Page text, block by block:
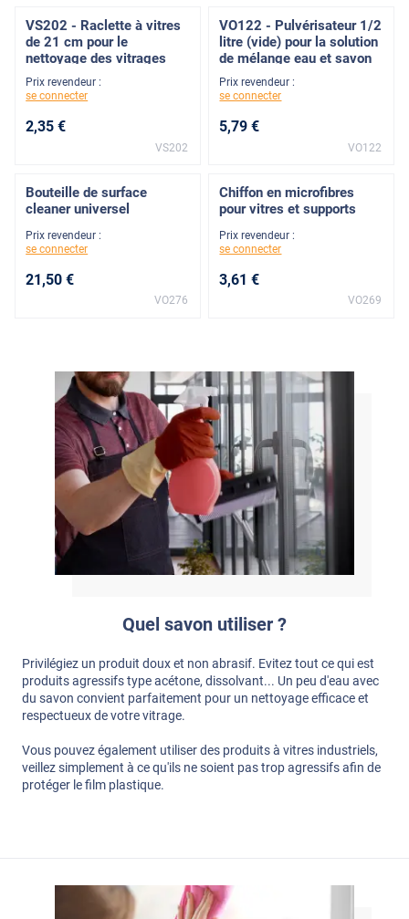
VS202 - Raclette à vitres
de 21 cm pour le
nettoyage des vitrages
Prix revendeur :
se connecter
2,35 €
VS202
VO122 - Pulvérisateur 1/2
litre (vide) pour la solution
de mélange eau et savon
Prix revendeur :
se connecter
5,79 €
VO122
Bouteille de surface
cleaner universel
Prix revendeur :
se connecter
21,50 €
VO276
Chiffon en microfibres
pour vitres et supports
Prix revendeur :
se connecter
3,61 €
VO269
Quel savon utiliser ?
Privilégiez un produit doux et non abrasif. Evitez tout ce qui est
produits agressifs type acétone, dissolvant... Un peu d'eau avec
du savon convient parfaitement pour un nettoyage efficace et
respectueux de votre vitrage.
Vous pouvez également utiliser des produits à vitres industriels,
veillez simplement à ce qu'ils ne soient pas trop agressifs afin de
protéger le film plastique.